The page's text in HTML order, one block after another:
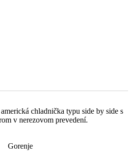
chladnička typu side by side s
v nerezovom prevedení.
Gorenje